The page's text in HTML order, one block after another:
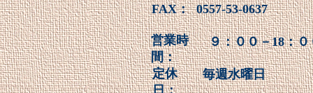
FAX： 0557-53-0637
営業時
間：
９：００－18：０
定休
日：
毎週水曜日